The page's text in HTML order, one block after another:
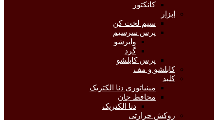
کانکتور
ابزار
سیم لخت کن
پرس سرسیم
وایرشو
گرد
پرس کابلشو
کابلشو و مف
کلید
مینیاتوری دنا الکتریک
محافظ جان
دنا الکتریک
روکش حرارتی